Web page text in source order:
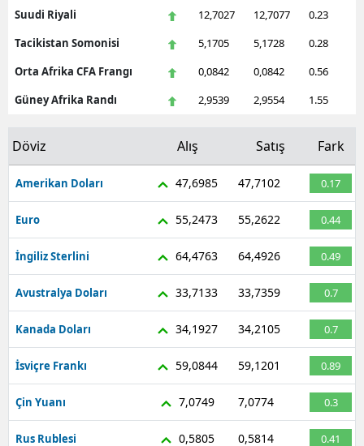
Suudi Riyali
12,7027 12,7077
0.23
Tacikistan Somonisi
5,1705 5,1728
0.28
Orta Afrika CFA Frangı
0,0842 0,0842
0.56
Güney Afrika Randı
2,9539 2,9554 1.55
Döviz Alış Satış Fark
Amerikan Doları 47,6985 47,7102 0.17
Euro 55,2473 55,2622 0.44
İngiliz Sterlini 64,4763 64,4926 0.49
Avustralya Doları 33,7133 33,7359 0.7
Kanada Doları 34,1927 34,2105 0.7
İsviçre Frankı 59,0844 59,1201 0.89
Çin Yuanı 7,0749 7,0774 0.3
Rus Rublesi 0,5805 0,5814 0.41